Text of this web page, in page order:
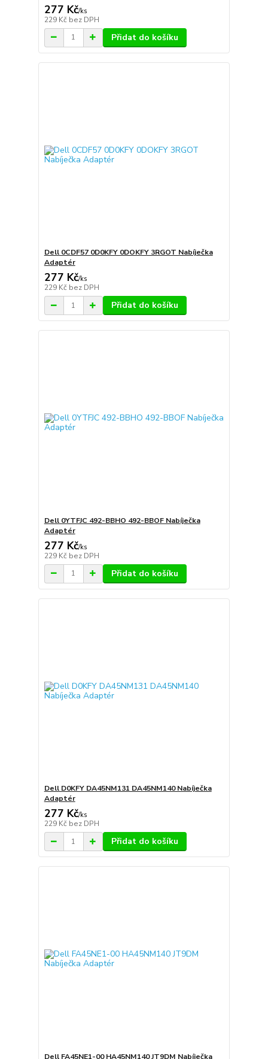
277 Kč/ks
229 Kč bez DPH
Přidat do košíku
Dell 0CDF57 0D0KFY 0DOKFY 3RGOT Nabíječka
Adaptér
277 Kč/ks
229 Kč bez DPH
Přidat do košíku
Dell 0YTFJC 492-BBHO 492-BBOF Nabíječka
Adaptér
277 Kč/ks
229 Kč bez DPH
Přidat do košíku
Dell D0KFY DA45NM131 DA45NM140 Nabíječka
Adaptér
277 Kč/ks
229 Kč bez DPH
Přidat do košíku
Dell FA45NE1-00 HA45NM140 JT9DM Nabíječka